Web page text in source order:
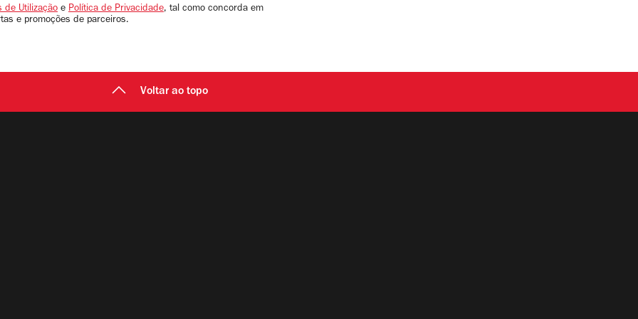
de Utilização e Política de Privacidade, tal como concorda em
e promoções de parceiros.
Voltar ao topo